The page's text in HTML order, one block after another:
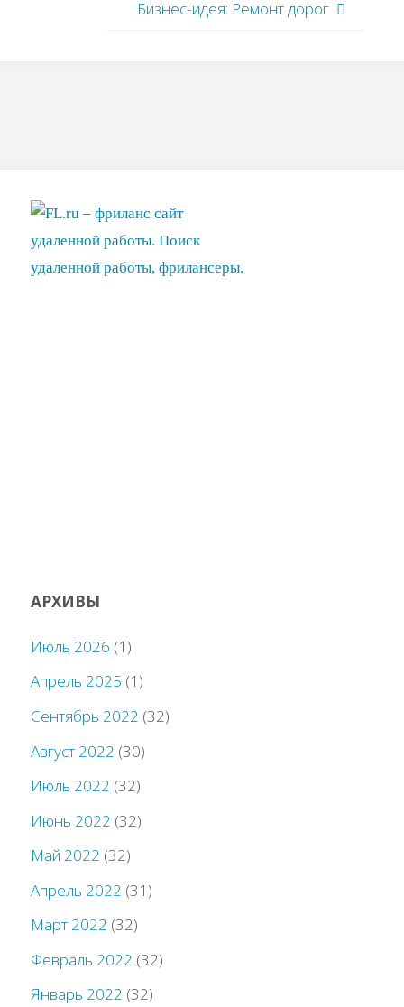
Бизнес-идея: Ремонт дорог
АРХИВЫ
Июль 2026 (1)
Апрель 2025 (1)
Сентябрь 2022 (32)
Август 2022 (30)
Июль 2022 (32)
Июнь 2022 (32)
Май 2022 (32)
Апрель 2022 (31)
Март 2022 (32)
Февраль 2022 (32)
Январь 2022 (32)